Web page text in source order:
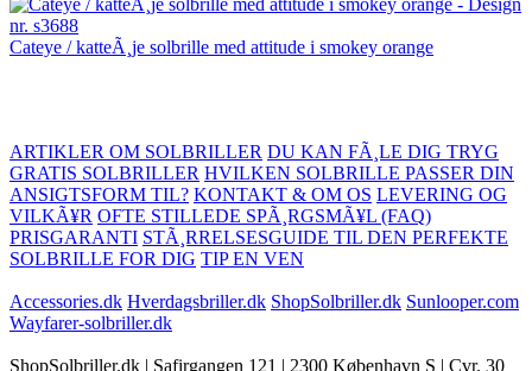
Cateye / katteÃ¸je solbrille med attitude i smokey orange
ARTIKLER OM SOLBRILLER DU KAN FÃ¸LE DIG TRYG
GRATIS SOLBRILLER HVILKEN SOLBRILLE PASSER DIN
ANSIGTSFORM TIL? KONTAKT & OM OS LEVERING OG
VILKÃ¥R OFTE STILLEDE SPÃ¸RGSMÃ¥L (FAQ)
PRISGARANTI STÃ¸RRELSESGUIDE TIL DEN PERFEKTE
SOLBRILLE FOR DIG TIP EN VEN
Accessories.dk Hverdagsbriller.dk ShopSolbriller.dk Sunlooper.com
Wayfarer-solbriller.dk
ShopSolbriller.dk | Safirgangen 121 | 2300 København S | Cvr. 30